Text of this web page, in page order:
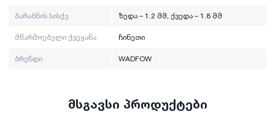
ბარაბნის სისქე ზედა – 1.2 მმ, ქვედა – 1.8 მმ
მწარმოებელი ქვეყანა ჩინეთი
ბრენდი WADFOW
მსგავსი პროდუქტები